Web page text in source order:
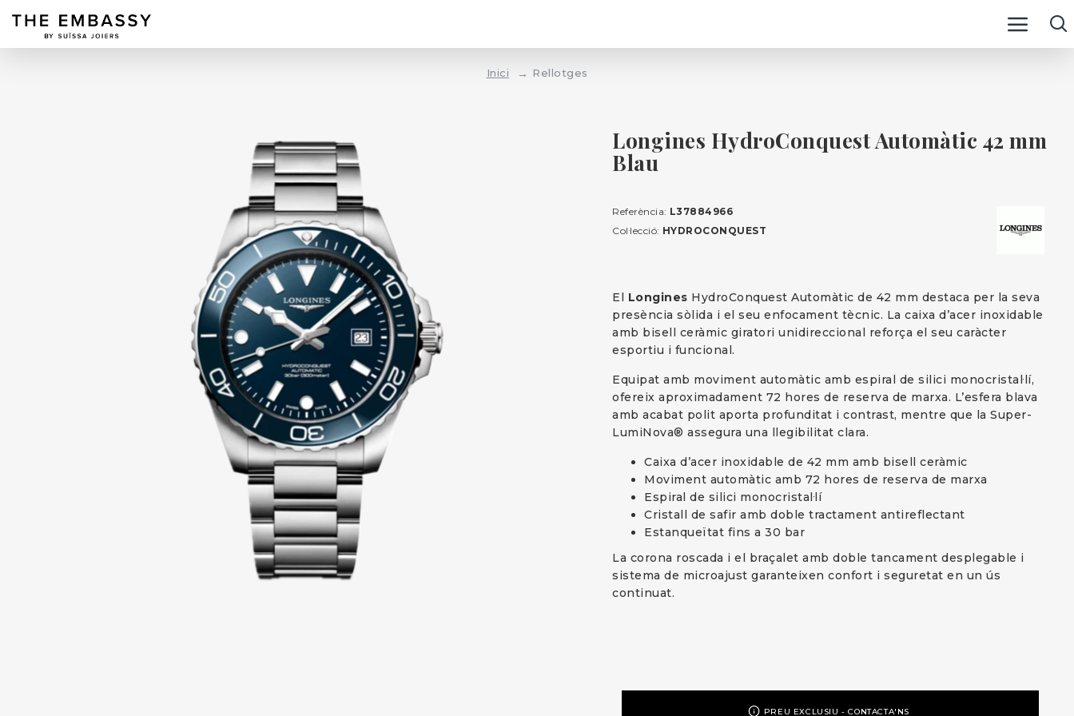
Inici Rellotges
Longines HydroConquest Automàtic 42 mm
Blau
El Longines HydroConquest Automàtic de 42 mm destaca per la seva
presència sòlida i el seu enfocament tècnic. La caixa d’acer inoxidable
amb bisell ceràmic giratori unidireccional reforça el seu caràcter
esportiu i funcional.
Equipat amb moviment automàtic amb espiral de silici monocristal·lí,
ofereix aproximadament 72 hores de reserva de marxa. L’esfera blava
amb acabat polit aporta profunditat i contrast, mentre que la Super-
LumiNova® assegura una llegibilitat clara.
Caixa d’acer inoxidable de 42 mm amb bisell ceràmic
Moviment automàtic amb 72 hores de reserva de marxa
Espiral de silici monocristal·lí
Cristall de safir amb doble tractament antireflectant
Estanqueïtat fins a 30 bar
La corona roscada i el braçalet amb doble tancament desplegable i
sistema de microajust garanteixen confort i seguretat en un ús
continuat.
Referència: L37884966
Col·lecció: HYDROCONQUEST
PREU EXCLUSIU - CONTACTA'NS